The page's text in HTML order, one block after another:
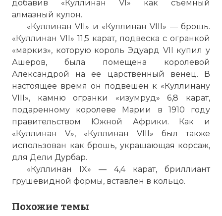
добавив «Куллинан VI» как съемный
алмазный кулон.
«Куллинан VII» и «Куллинан VIII» — брошь.
«Куллинан VII» 11,5 карат, подвеска с огранкой
«маркиз», которую король Эдуард VII купил у
Ашеров, была помещена королевой
Александрой на ее царственный венец. В
настоящее время он подвешен к «Куллинану
VIII», камню огранки «изумруд» 6,8 карат,
подаренному королеве Марии в 1910 году
правительством Южной Африки. Как и
«Куллинан V», «Куллинан VIII» был также
использован как брошь, украшающая корсаж,
для Дели Дурбар.
«Куллинан IX» — 4,4 карат, бриллиант
грушевидной формы, вставлен в кольцо.
Похожие темы